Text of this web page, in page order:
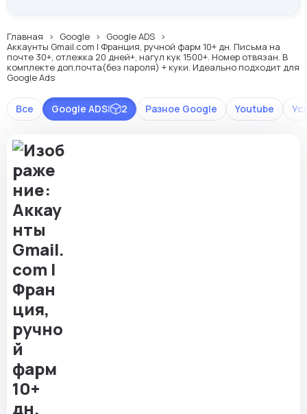
Главная Google
Google ADS
Аккаунты Gmail.com | Франция, ручной фарм 10+ дн. Письма на
почте 30+, отлежка 20 дней+, нагул кук 1500+. Номер отвязан. В
комплекте доп.почта(без пароля) + куки. Идеально подходит для
Google Ads
Все Разное Google Youtube
Google ADS| 2